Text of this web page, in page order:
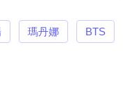
瑪丹娜 BTS